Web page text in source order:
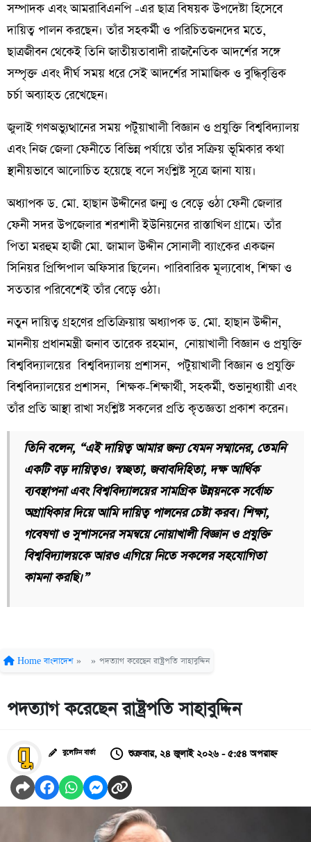
সম্পাদক এবং আমরাবিএনপি -এর ছাত্র বিষয়ক উপদেষ্টা হিসেবে
দায়িত্ব পালন করছেন। তাঁর সহকর্মী ও পরিচিতজনদের মতে,
ছাত্রজীবন থেকেই তিনি জাতীয়তাবাদী রাজনৈতিক আদর্শের সঙ্গে
সম্পৃক্ত এবং দীর্ঘ সময় ধরে সেই আদর্শের সামাজিক ও বুদ্ধিবৃত্তিক
চর্চা অব্যাহত রেখেছেন।
জুলাই গণঅভ্যুত্থানের সময় পটুয়াখালী বিজ্ঞান ও প্রযুক্তি বিশ্ববিদ্যালয়
এবং নিজ জেলা ফেনীতে বিভিন্ন পর্যায়ে তাঁর সক্রিয় ভূমিকার কথা
স্থানীয়ভাবে আলোচিত হয়েছে বলে সংশ্লিষ্ট সূত্রে জানা যায়।
অধ্যাপক ড. মো. হাছান উদ্দীনের জন্ম ও বেড়ে ওঠা ফেনী জেলার
ফেনী সদর উপজেলার শরশাদী ইউনিয়নের রাস্তাখিল গ্রামে। তাঁর
পিতা মরহুম হাজী মো. জামাল উদ্দীন সোনালী ব্যাংকের একজন
সিনিয়র প্রিন্সিপাল অফিসার ছিলেন। পারিবারিক মূল্যবোধ, শিক্ষা ও
সততার পরিবেশেই তাঁর বেড়ে ওঠা।
নতুন দায়িত্ব গ্রহণের প্রতিক্রিয়ায় অধ্যাপক ড. মো. হাছান উদ্দীন,
মাননীয় প্রধানমন্ত্রী জনাব তারেক রহমান, নোয়াখালী বিজ্ঞান ও প্রযুক্তি
বিশ্ববিদ্যালয়ের বিশ্ববিদ্যালয় প্রশাসন, পটুয়াখালী বিজ্ঞান ও প্রযুক্তি
বিশ্ববিদ্যালয়ের প্রশাসন, শিক্ষক-শিক্ষার্থী, সহকর্মী, শুভানুধ্যায়ী এবং
তাঁর প্রতি আস্থা রাখা সংশ্লিষ্ট সকলের প্রতি কৃতজ্ঞতা প্রকাশ করেন।
তিনি বলেন, “এই দায়িত্ব আমার জন্য যেমন সম্মানের, তেমনি
একটি বড় দায়িত্বও। স্বচ্ছতা, জবাবদিহিতা, দক্ষ আর্থিক
ব্যবস্থাপনা এবং বিশ্ববিদ্যালয়ের সামগ্রিক উন্নয়নকে সর্বোচ্চ
অগ্রাধিকার দিয়ে আমি দায়িত্ব পালনের চেষ্টা করব। শিক্ষা,
গবেষণা ও সুশাসনের সমন্বয়ে নোয়াখালী বিজ্ঞান ও প্রযুক্তি
বিশ্ববিদ্যালয়কে আরও এগিয়ে নিতে সকলের সহযোগিতা
কামনা করছি।”
Home বাংলাদেশ » » পদত্যাগ করেছেন রাষ্ট্রপতি সাহাবুদ্দিন
পদত্যাগ করেছেন রাষ্ট্রপতি সাহাবুদ্দিন
বুলেটিন বার্তা শুক্রবার, ২৪ জুলাই ২০২৬ - ৫:৫৪ অপরাহ্ন